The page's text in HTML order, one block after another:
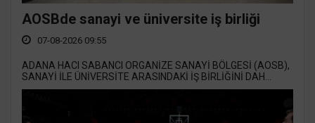
AOSBde sanayi ve üniversite iş birliği
07-08-2026 09:55
ADANA HACI SABANCI ORGANİZE SANAYİ BÖLGESİ (AOSB),
SANAYİ İLE ÜNİVERSİTE ARASINDAKİ İŞ BİRLİĞİNİ DAH...